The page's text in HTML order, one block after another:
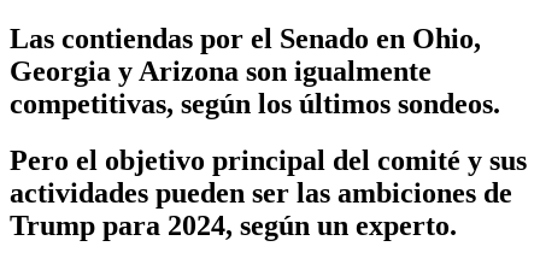
Las contiendas por el Senado en Ohio,
Georgia y Arizona son igualmente
competitivas, según los últimos sondeos.
Pero el objetivo principal del comité y sus
actividades pueden ser las ambiciones de
Trump para 2024, según un experto.